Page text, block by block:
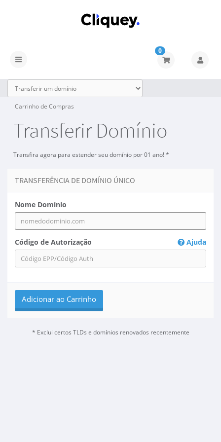
0
Carrinho de Compras
Transferir Domínio
Transfira agora para estender seu domínio por 01 ano! *
TRANSFERÊNCIA DE DOMÍNIO ÚNICO
Nome Domínio
Código de Autorização Ajuda
Adicionar ao Carrinho
* Exclui certos TLDs e domínios renovados recentemente